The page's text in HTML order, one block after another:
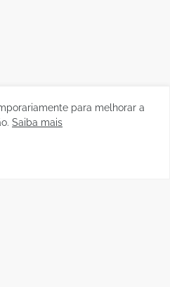
para melhorar a
Saiba mais